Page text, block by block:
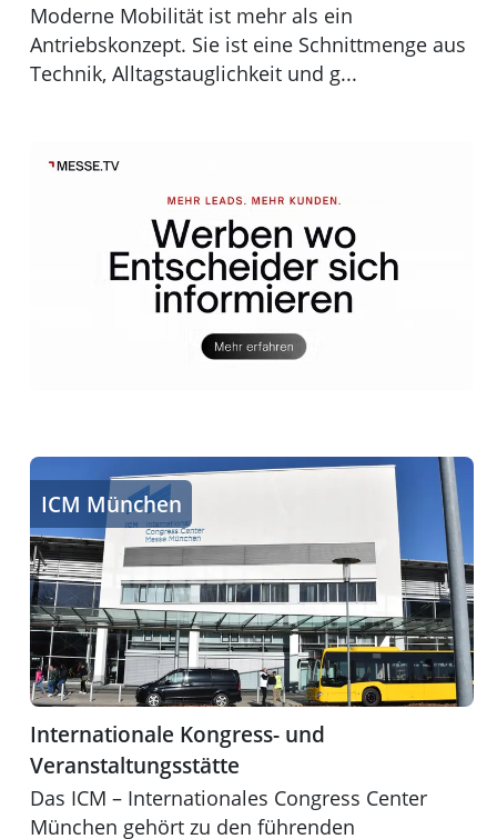
Moderne Mobilität ist mehr als ein
Antriebskonzept. Sie ist eine Schnittmenge aus
Technik, Alltagstauglichkeit und g...
Internationale Kongress- und Veranstaltungsstätte
ICM München
Internationale Kongress- und
Veranstaltungsstätte
Das ICM – Internationales Congress Center
München gehört zu den führenden